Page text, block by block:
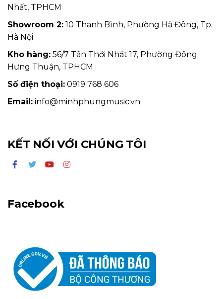
Nhất, TPHCM
Showroom 2: 10 Thanh Bình, Phường Hà Đông, Tp.
Hà Nội
Kho hàng: 56/7 Tân Thới Nhất 17, Phường Đông
Hưng Thuận, TPHCM
Số điện thoại: 0919 768 606
Email: info@minhphungmusic.vn
KẾT NỐI VỚI CHÚNG TÔI
Facebook